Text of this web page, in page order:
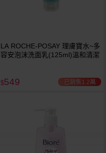
LA ROCHE-POSAY 理膚寶水~多
容安泡沫洗面乳(125ml)溫和清潔
$549 已銷售1.2萬